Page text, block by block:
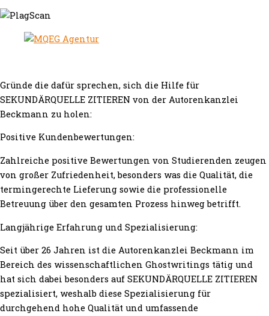
Gründe die dafür sprechen, sich die Hilfe für
SEKUNDÄRQUELLE ZITIEREN von der Autorenkanzlei
Beckmann zu holen:
Positive Kundenbewertungen:
Zahlreiche positive Bewertungen von Studierenden zeugen
von großer Zufriedenheit, besonders was die Qualität, die
termingerechte Lieferung sowie die professionelle
Betreuung über den gesamten Prozess hinweg betrifft.
Langjährige Erfahrung und Spezialisierung:
Seit über 26 Jahren ist die Autorenkanzlei Beckmann im
Bereich des wissenschaftlichen Ghostwritings tätig und
hat sich dabei besonders auf SEKUNDÄRQUELLE ZITIEREN
spezialisiert, weshalb diese Spezialisierung für
durchgehend hohe Qualität und umfassende